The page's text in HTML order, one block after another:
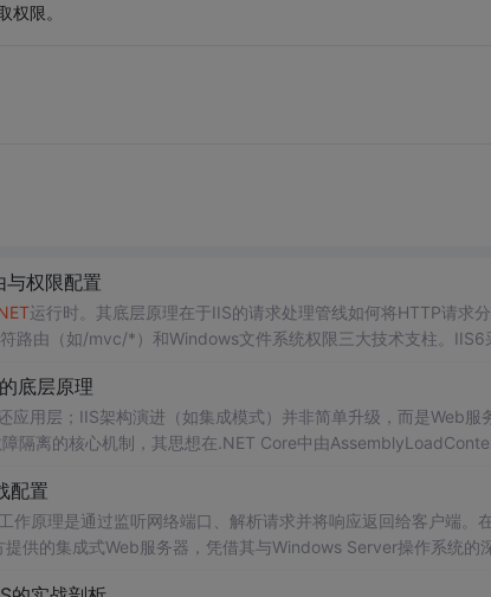
限。
与权限配置
运行时。其底层原理在于IIS的请求处理管线如何将HTTP请求
由（如/mvc/*）和Windows文件系统权限三大技术支柱。IIS6
底层原理
用层；IIS架构演进（如集成模式）并非简单升级，而是Web服
隔离的核心机制，其思想在.NET Core中由
配置
作原理是通过监听网络端口、解析请求并将响应返回给客户端。
供的集成式Web服务器，凭借其与Windows Server操作系统的